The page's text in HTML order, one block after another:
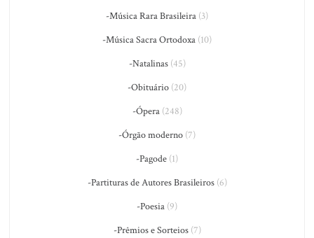
-Música Rara Brasileira (3)
-Música Sacra Ortodoxa (10)
-Natalinas(45)
-Obituário (20)
-Ópera(248)
-Órgão moderno (7)
-Pagode (1)
-Partituras de Autores Brasileiros(6)
-Poesia (9)
-Prêmios e Sorteios(7)